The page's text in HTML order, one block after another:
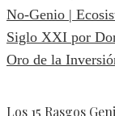
Los 15 Rasgos